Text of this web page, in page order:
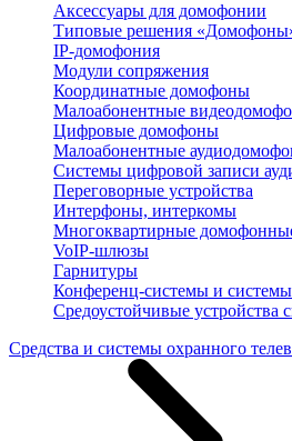
Аксессуары для домофонии
Типовые решения
IP-домофония
Модули сопряжения
Координатные домофоны
Малоабонентные
Цифровые домофоны
Малоабонентные
Системы цифровой записи
Переговорные устройства
Интерфоны, интеркомы
Многоквартирные
VoIP-шлюзы
Гарнитуры
Конференц-системы и
Средоустойчивые устройства
Средства и системы охранного